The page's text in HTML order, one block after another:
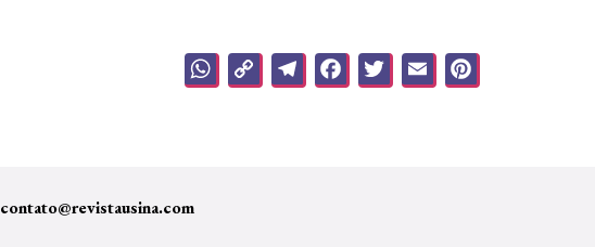
WhatsApp
CopyTelegram
Facebook
Twitter
Email
contato@revistausina.com